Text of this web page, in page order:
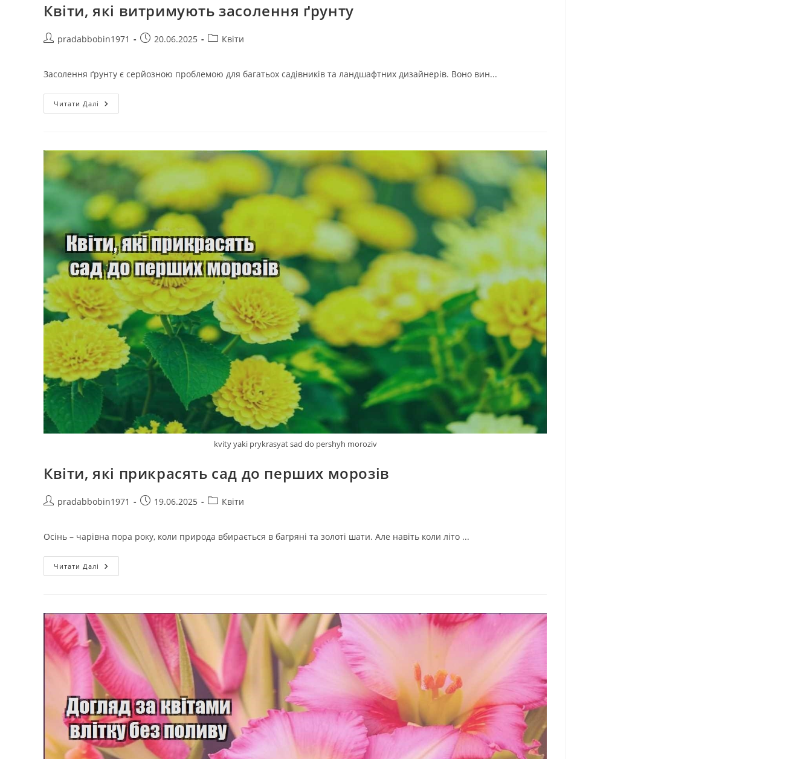
Квіти, які витримують засолення ґрунту
Авторpradabbobin1971
Запис20.06.2025
Категорія
Квіти
Засолення ґрунту є серйозною проблемою для багатьох садівників та ландшафтних дизайнерів. Воно вин...
Читати Далі Квіти,
Які
kvity yaki prykrasyat sad do pershyh moroziv
Квіти, які прикрасять сад до перших морозів
Авторpradabbobin1971
Запис19.06.2025
Категорія
Квіти
Осінь – чарівна пора року, коли природа вбирається в багряні та золоті шати. Але навіть коли літо ...
Читати Далі Квіти,
Які
Морозів